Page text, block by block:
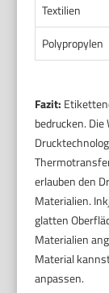
Textilien
Polypropylen
Fazit:
bedrucken.
erlauben den
Materialien.
glatten
Materialien
Material
anpassen.